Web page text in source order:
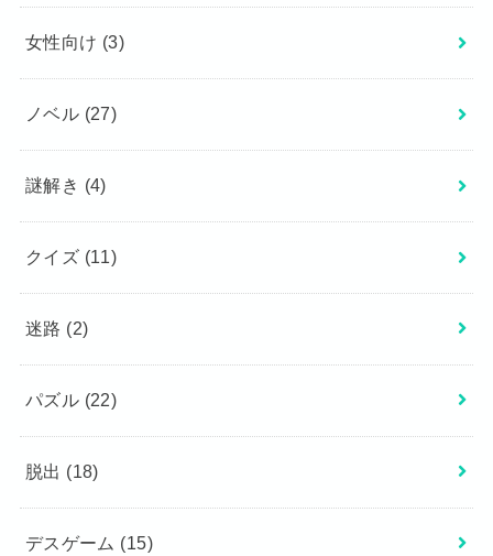
女性向け (3)
ノベル (27)
謎解き (4)
クイズ (11)
迷路 (2)
パズル (22)
脱出 (18)
デスゲーム (15)